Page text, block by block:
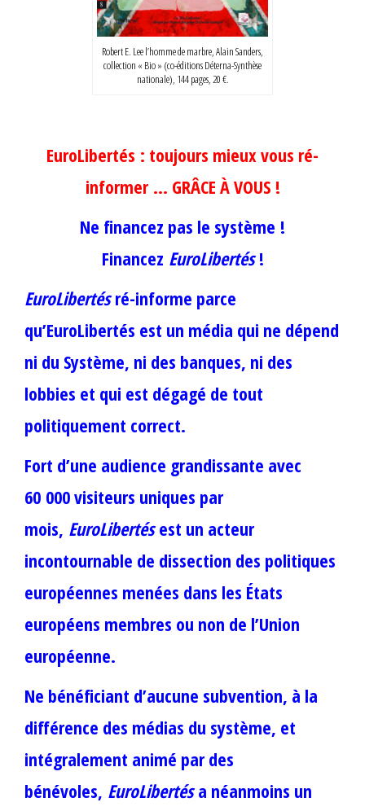
Robert E. Lee l’homme de marbre, Alain Sanders,
collection « Bio » (co-éditions Déterna-Synthèse
nationale), 144 pages, 20 €.
EuroLibertés : toujours mieux vous ré-
informer … GRÂCE À VOUS !
Ne financez pas le système !
Financez EuroLibertés!
EuroLibertésré-informe parce
qu’EuroLibertés est un média qui ne dépend
ni du Système, ni des banques, ni des
lobbies et qui est dégagé de tout
politiquement correct.
Fort d’une audience grandissante avec
60 000 visiteurs uniques par
mois, EuroLibertésest un acteur
incontournable de dissection des politiques
européennes menées dans les États
européens membres ou non de l’Union
européenne.
Ne bénéficiant d’aucune subvention, à la
différence des médias du système, et
intégralement animé par des
bénévoles, EuroLibertésa néanmoins un